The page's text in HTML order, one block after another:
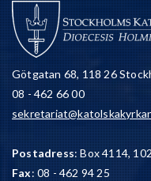
Götgatan 68, 118 26
08 - 462 66 00
Postadress: Box 4114,
Fax: 08 - 462 94 25